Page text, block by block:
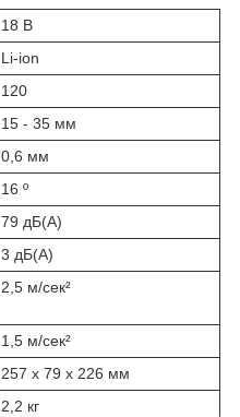
18 В
Li-ion
120
15 - 35 мм
0,6 мм
16 º
79 дБ(А)
3 дБ(А)
2,5 м/сек²
1,5 м/сек²
257 x 79 x 226 мм
2,2 кг